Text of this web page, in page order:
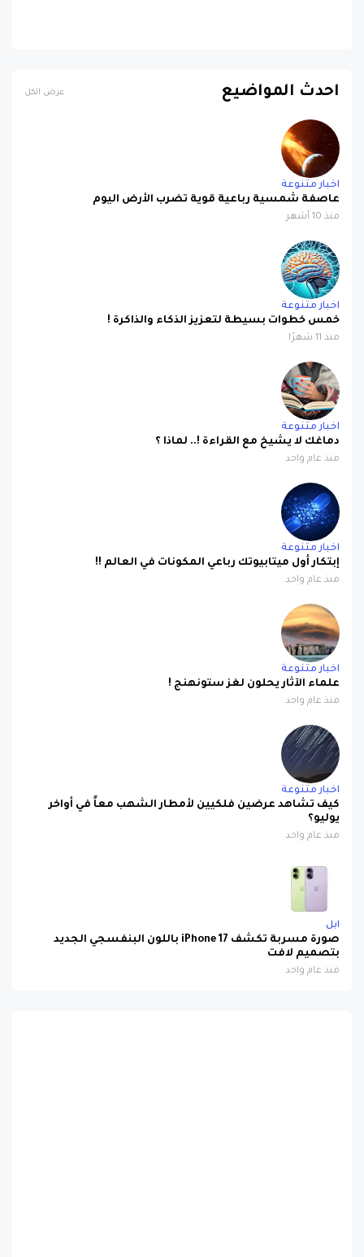
احدث المواضيع عرض الكل
اخبار متنوعة
عاصفة شمسية رباعية قوية تضرب الأرض اليوم
منذ 10 أشهر
اخبار متنوعة
خمس خطوات بسيطة لتعزيز الذكاء والذاكرة !
منذ 11 شهرًا
اخبار متنوعة
دماغك لا يشيخ مع القراءة !.. لماذا ؟
منذ عام واحد
اخبار متنوعة
إبتكار أول ميتابيوتك رباعي المكونات في العالم !!
منذ عام واحد
اخبار متنوعة
علماء الآثار يحلون لغز ستونهنج !
منذ عام واحد
اخبار متنوعة
كيف تشاهد عرضين فلكيين لأمطار الشهب معاً في أواخر
يوليو؟
منذ عام واحد
ابل
صورة مسربة تكشف iPhone 17 باللون البنفسجي الجديد
بتصميم لافت
منذ عام واحد